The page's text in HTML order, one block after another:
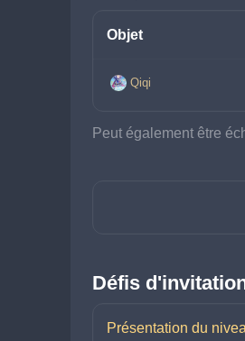
Objet
Qiqi
Peut également être
Défis
Présentation du